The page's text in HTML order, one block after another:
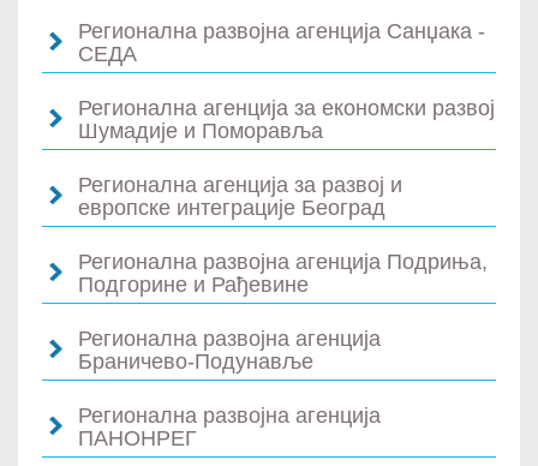
Регионална развојна агенција Санџака -
СЕДА
Регионална агенција за економски развој
Шумадије и Поморавља
Регионална агенција за развој и
европске интеграције Београд
Регионална развојна агенција Подриња,
Подгорине и Рађевине
Регионална развојна агенција
Браничево-Подунавље
Регионална развојна агенција
ПАНОНРЕГ